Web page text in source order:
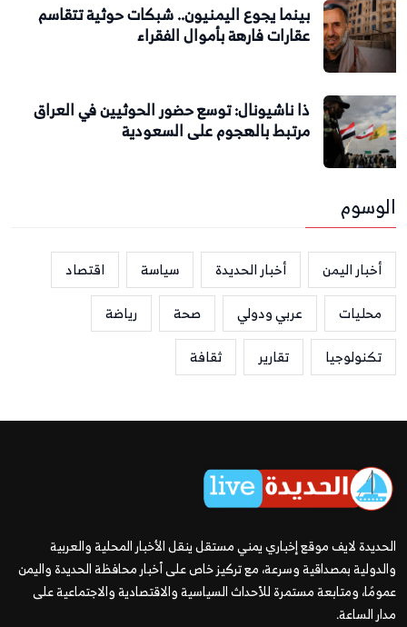
بينما يجوع اليمنيون.. شبكات حوثية تتقاسم
عقارات فارهة بأموال الفقراء
ذا ناشيونال: توسع حضور الحوثيين في العراق
مرتبط بالهجوم على السعودية
الوسوم
أخبار اليمن أخبار الحديدة سياسة
اقتصاد
محليات
عربي ودولي صحة
رياضة
تكنولوجيا
تقارير ثقافة
الحديدة لايف موقع إخباري يمني مستقل ينقل الأخبار المحلية والعربية
والدولية بمصداقية وسرعة، مع تركيز خاص على أخبار محافظة الحديدة واليمن
عمومًا، ومتابعة مستمرة للأحداث السياسية والاقتصادية والاجتماعية على
مدار الساعة.